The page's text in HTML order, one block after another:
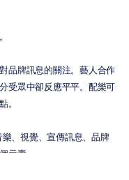
品牌訊息的關注。藝人合作
受眾中卻反應平平。配樂可
。
、視覺、宣傳訊息、品牌
元素。